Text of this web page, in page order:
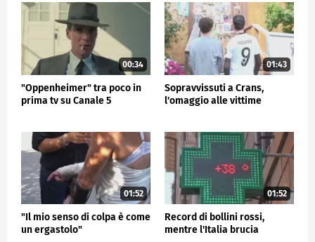
00:34
"Oppenheimer" tra poco in
prima tv su Canale 5
01:43
Sopravvissuti a Crans,
l'omaggio alle vittime
01:52
"Il mio senso di colpa è come
un ergastolo"
01:52
Record di bollini rossi,
mentre l'Italia brucia